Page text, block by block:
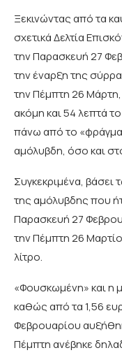
Ξεκινώντας από τα
σχετικά Δελτία
την Παρασκευή 27
την έναρξη της
την Πέμπτη 26 Μάρτη,
ακόμη και 54 λεπτά
πάνω από το
αμόλυβδη, όσο και
Συγκεκριμένα, βάσει
της αμόλυβδης που
Παρασκευή 27
την Πέμπτη 26
λίτρο.
«Φουσκωμένη» και η
καθώς από τα 1,56
Φεβρουαρίου
Πέμπτη ανέβηκε